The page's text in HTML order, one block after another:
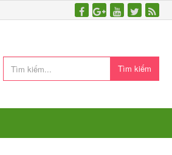
Tìm kiếm